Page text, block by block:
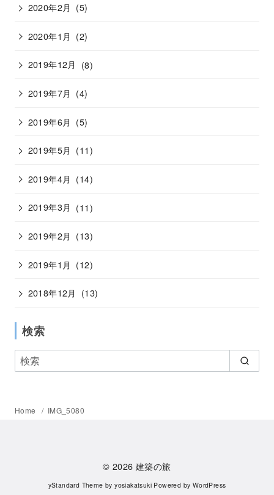
2020年2月 (5)
2020年1月 (2)
2019年12月 (8)
2019年7月 (4)
2019年6月 (5)
2019年5月 (11)
2019年4月 (14)
2019年3月 (11)
2019年2月 (13)
2019年1月 (12)
2018年12月 (13)
検索
Home IMG_5080
© 2026建築の旅
yStandard Theme byyosiakatsuki Powered by WordPress